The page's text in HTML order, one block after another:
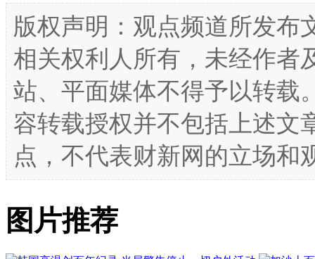
版权声明：观点频道所发布
相关权利人所有，未经作者
站、平面媒体不得予以转载
容转载授权并不包括上述文
点，不代表财新网的立场和
图片推荐